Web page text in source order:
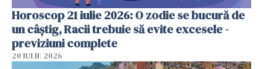
Horoscop 21 iulie 2026: O zodie se bucură de
un câștig, Racii trebuie să evite excesele -
previziuni complete
20 IULIE 2026